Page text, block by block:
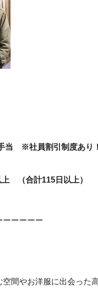
当 ※社員割引制度あり！
上 （合計115日以上）
ーーーーー
間やお洋服に出会った